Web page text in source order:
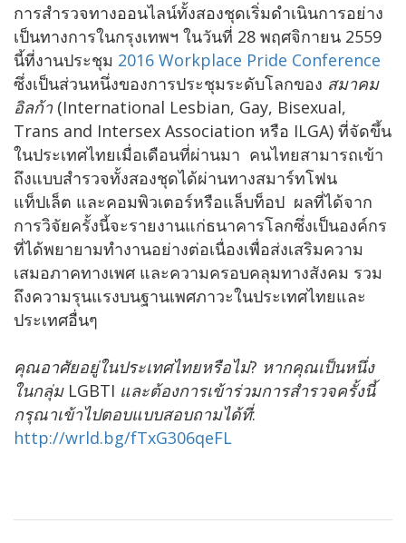
การสำรวจทางออนไลน์ทั้งสองชุดเริ่มดำเนินการอย่าง
เป็นทางการในกรุงเทพฯ ในวันที่ 28 พฤศจิกายน 2559
นี้ที่งานประชุม 2016 Workplace Pride Conference
ซึ่งเป็นส่วนหนึ่งของการประชุมระดับโลกของ สมาคม
อิลก้า(International Lesbian, Gay, Bisexual,
Trans and Intersex Association หรือ ILGA) ที่จัดขึ้น
ในประเทศไทยเมื่อเดือนที่ผ่านมา คนไทยสามารถเข้า
ถึงแบบสำรวจทั้งสองชุดได้ผ่านทางสมาร์ทโฟน
แท็ปเล็ต และคอมพิวเตอร์หรือแล็บท็อป ผลที่ได้จาก
การวิจัยครั้งนี้จะรายงานแก่ธนาคารโลกซึ่งเป็นองค์กร
ที่ได้พยายามทำงานอย่างต่อเนื่องเพื่อส่งเสริมความ
เสมอภาคทางเพศ และความครอบคลุมทางสังคม รวม
ถึงความรุนแรงบนฐานเพศภาวะในประเทศไทยและ
ประเทศอื่นๆ
คุณอาศัยอยู่ในประเทศไทยหรือไม่? หากคุณเป็นหนึ่ง
ในกลุ่มLGBTI และต้องการเข้าร่วมการสำรวจครั้งนี้
กรุณาเข้าไปตอบแบบสอบถามได้ที่:
http://wrld.bg/fTxG306qeFL